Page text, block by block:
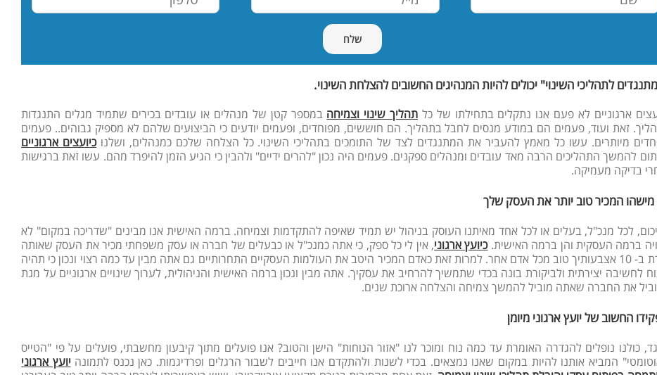
לתהליכי השינוי" יכולים להיות המנהיגים החשובים להצלחת השינוי.
ארגוניים לא פעם אנו נתקלים בתחילתו של כל תהליך שינוי וצמיחה במספר קטן של מנהלים או עובדים בכירים שתמיד מגלים התנגדות
זאת ועוד, פעמים הם במודע מנסים לחבל בתהליך. הם חוששים, מפוחדים, ופעמים יודעים כי הביצועים שלהם לא מספיק גבוהים.. פעמים
מיותרים. עשו כל מאמץ להעביר את המתנגדים לצד של התומכים בתהליכי השינוי. כל הצלחה שלכם כמנהלים, ושלנוכיועצים ארגוניים
להמשך התהליכים הרבה מאד עובדים ומנהלים ספקנים. פעמים היה נכון "להרים ידיים" ולהבין כי הגיע הזמן להיפרד מהם. עשו זאת ברגישות
בדיקה מעמיקה.
מישהו המכיר טוב יותר את העסק שלך
לכל מנכ"ל, בעלים או לכל אחד מאיתנו העוסק בניהול יש תמיד שאיפה להתקדמות וצמיחה. ברמה האישית אנו מבינים "שדריכה במקום" לא
ברמה העסקית והן ברמה האישית.כיועץ ארגוני, אין לי כל ספק, כי אתה כמנכ"ל או כבעלים של חברה או עסק משפחתי מכיר את העסק שאותה
יצרת ב- 10 אצבעותיך טוב מכל אדם אחר. למרות זאת כאדם המכיר היטב את העולמות העסקיים התחרותיים גם אתה מבין עד כמה רצוי ונכון כי תהיה
לחשיבה יצירתית ולביקורת בונה בכדי שתמשיך להרחיב את עסקיך. אתה מבין ונכון ברמה האישית והניהולית, לערוך שינויים ארגוניים על מנת
את החברה שאתה מוביל להמשך צמיחה והצלחה ארוכת שנים.
החשוב של יועץ ארגוני מיומן
כולנו נופלים להגדרה האומרת עד כמה נוח ומוכר לנו "אזור הנוחות" הישן והטוב? אנו פועלים מתוך קיבעון מחשבתי, פועלים על פי "הטייס
המביא אותנו להיות במקום שאנו נמצאים. בכדי לשנות ולהתקדם אנו חייבים לשבור הרגלים ופרדיגמות. כאן נכנס לתמונה יועץ ארגוני